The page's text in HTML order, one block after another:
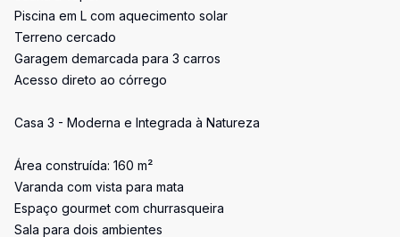
Piscina em L com aquecimento solar
Terreno cercado
Garagem demarcada para 3 carros
Acesso direto ao córrego
Casa 3 - Moderna e Integrada à Natureza
Área construída: 160 m²
Varanda com vista para mata
Espaço gourmet com churrasqueira
Sala para dois ambientes